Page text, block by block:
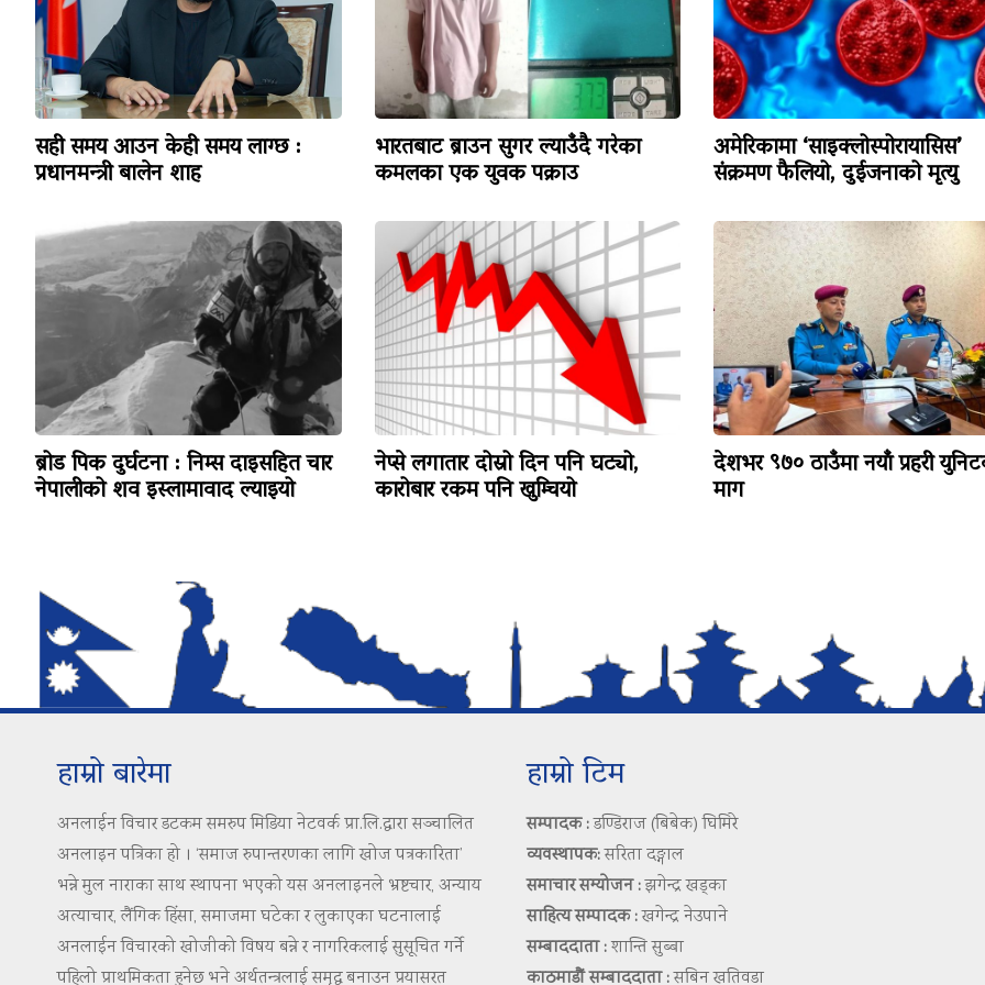
सही समय आउन केही समय लाग्छ :
प्रधानमन्त्री बालेन शाह
भारतबाट ब्राउन सुगर ल्याउँदै गरेका
कमलका एक युवक पक्राउ
अमेरिकामा ‘साइक्लोस्पोरायासिस’
संक्रमण फैलियो, दुईजनाको मृत्यु
ब्रोड पिक दुर्घटना : निम्स दाइसहित चार
नेपालीको शव इस्लामावाद ल्याइयो
नेप्से लगातार दोस्रो दिन पनि घट्यो,
कारोबार रकम पनि खुम्चियो
देशभर ९७० ठाउँमा नयाँ प्रहरी
माग
हाम्रो बारेमा
अनलाईन विचार डटकम समरुप मिडिया नेटवर्क प्रा.लि.द्वारा सञ्चालित
अनलाइन पत्रिका हो । ‘समाज रुपान्तरणका लागि खोज पत्रकारिता’
भन्ने मुल नाराका साथ स्थापना भएको यस अनलाइनले भ्रष्टचार, अन्याय
अत्याचार, लैंगिक हिंसा, समाजमा घटेका र लुकाएका घटनालाई
अनलाईन विचारको खोजीको विषय बन्ने र नागरिकलाई सुसूचित गर्ने
पहिलो प्राथमिकता हुनेछ भने अर्थतन्त्रलाई समृद्ध बनाउन प्रयासरत
हाम्रो टिम
सम्पादक :डण्डिराज (बिबेक) घिमिरे
व्यवस्थापक:सरिता दङ्गाल
समाचार सम्योजन :झगेन्द्र खड्का
साहित्य सम्पादक :खगेन्द्र नेउपाने
सम्बाददाता :शान्ति सुब्बा
काठमाडौं सम्बाददाता :सबिन खतिवडा